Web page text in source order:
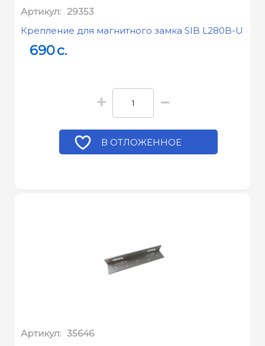
Артикул: 29353
Крепление для магнитного замка SIB L280B-U
690c.
+ −
В ОТЛОЖЕННОЕ
Артикул: 35646